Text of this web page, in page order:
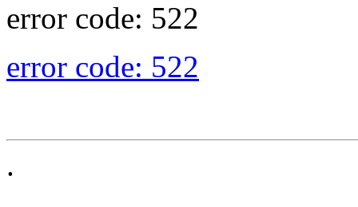
error code: 522
error code: 522
.